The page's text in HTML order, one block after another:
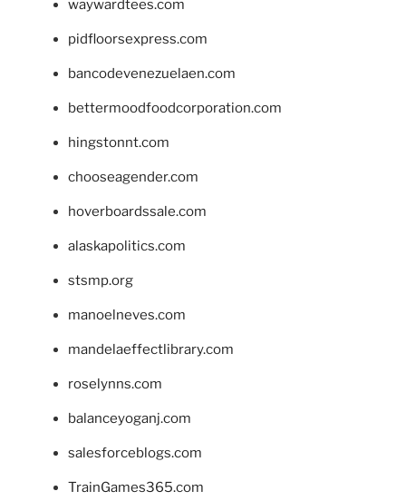
waywardtees.com
pidfloorsexpress.com
bancodevenezuelaen.com
bettermoodfoodcorporation.com
hingstonnt.com
chooseagender.com
hoverboardssale.com
alaskapolitics.com
stsmp.org
manoelneves.com
mandelaeffectlibrary.com
roselynns.com
balanceyoganj.com
salesforceblogs.com
TrainGames365.com